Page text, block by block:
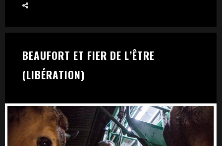
BEAUFORT ET FIER DE L’ÊTRE
(LIBÉRATION)